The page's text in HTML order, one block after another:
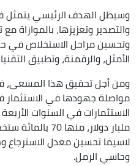
وسيظل الهدف الرئيسي يتمثل في
والتصدير وتعزيزها، بالموازاة
وتحسين مراحل الاستخلاص في
الأمثل، والرقمنة، وتطبيق
ومن أجل تحقيق هذا المسعى،
مواصلة جهودها في الاستثمار
مليار دولار، منها
لاسيما تحسين معدل
وحاسي الرمل.